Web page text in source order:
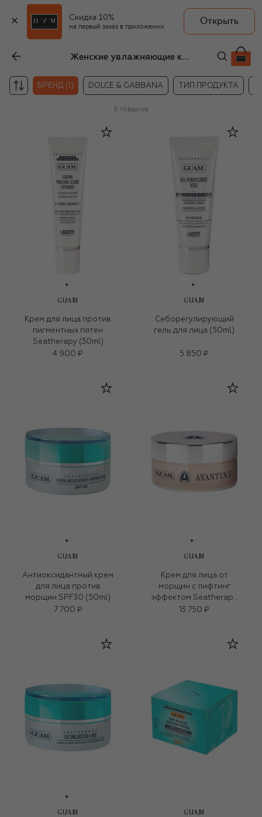
Скидка 10%
на первый заказ в приложении
Открыть
Женские увлажняющие кремы и гели для лица GUAM
БРЕНД (1) DOLCE & GABBANA ТИП ПРОДУКТА
6 товаров
GUAM
Крем для лица против
пигментных пятен
Seatherapy (30ml)
4 900 ₽
GUAM
Себорегулирующий
гель для лица (50ml)
5 850 ₽
GUAM
Антиоксидантный крем
для лица против
морщин SPF30 (50ml)
7 700 ₽
GUAM
Крем для лица от
морщин с лифтинг
эффектом Seatherapy
Axantine (50ml)
13 750 ₽
GUAM GUAM